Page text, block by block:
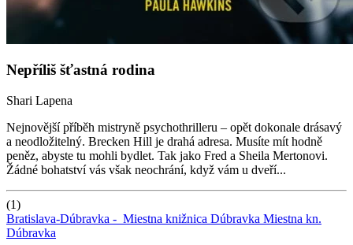
Nepříliš šťastná rodina
Shari Lapena
Nejnovější příběh mistryně psychothrilleru – opět dokonale drásavý
a neodložitelný. Brecken Hill je drahá adresa. Musíte mít hodně
peněz, abyste tu mohli bydlet. Tak jako Fred a Sheila Mertonovi.
Žádné bohatství vás však neochrání, když vám u dveří...
(1)
Bratislava-Dúbravka - Miestna knižnica Dúbravka Miestna kn.
Dúbravka